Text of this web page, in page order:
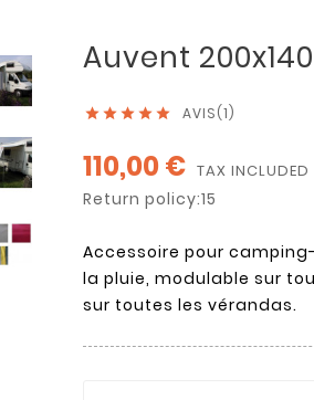
Auvent
     AVIS(1)
110,00 € TAX INCLUDED
Return policy:15
Accessoire pour
la pluie, modulable sur
sur toutes les vérandas.